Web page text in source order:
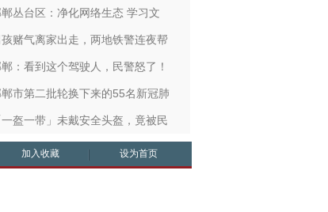
丛台区：净化网络生态 学习文
孩赌气离家出走，两地铁警连夜帮
：看到这个驾驶人，民警怒了！
市第二批轮换下来的55名新冠肺
一盔一带」未戴安全头盔，竟被民
加入收藏 设为首页